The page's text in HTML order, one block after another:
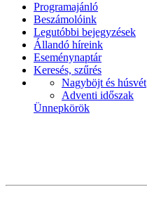
Programajánló
Beszámolóink
Legutóbbi bejegyzések
Állandó híreink
Eseménynaptár
Keresés, szűrés
Nagyböjt és húsvét
Adventi időszak
Ünnepkörök